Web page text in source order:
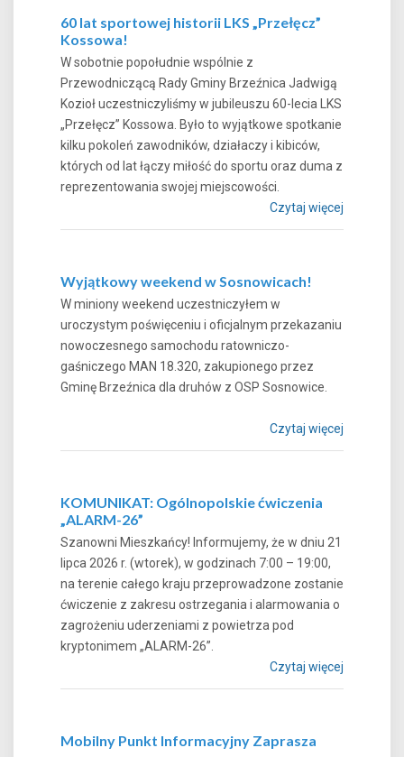
60 lat sportowej historii LKS „Przełęcz”
Kossowa!
W sobotnie popołudnie wspólnie z
Przewodniczącą Rady Gminy Brzeźnica Jadwigą
Kozioł uczestniczyliśmy w jubileuszu 60-lecia LKS
„Przełęcz” Kossowa. Było to wyjątkowe spotkanie
kilku pokoleń zawodników, działaczy i kibiców,
których od lat łączy miłość do sportu oraz duma z
reprezentowania swojej miejscowości.
Czytaj więcej
Wyjątkowy weekend w Sosnowicach!
W miniony weekend uczestniczyłem w
uroczystym poświęceniu i oficjalnym przekazaniu
nowoczesnego samochodu ratowniczo-
gaśniczego MAN 18.320, zakupionego przez
Gminę Brzeźnica dla druhów z OSP Sosnowice.
Czytaj więcej
KOMUNIKAT: Ogólnopolskie ćwiczenia
„ALARM-26”
Szanowni Mieszkańcy! Informujemy, że w dniu 21
lipca 2026 r. (wtorek), w godzinach 7:00 – 19:00,
na terenie całego kraju przeprowadzone zostanie
ćwiczenie z zakresu ostrzegania i alarmowania o
zagrożeniu uderzeniami z powietrza pod
kryptonimem „ALARM-26”.
Czytaj więcej
Mobilny Punkt Informacyjny Zaprasza